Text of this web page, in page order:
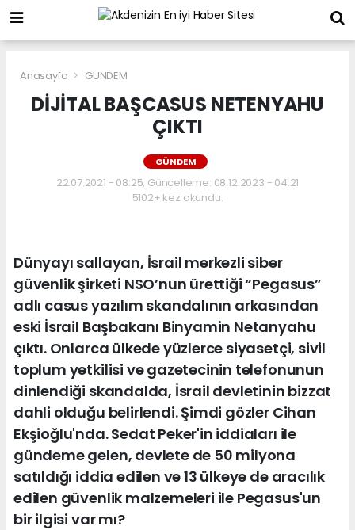
Anasayfa GÜNDEM
DİJİTAL BAŞCASUS NETENYAHU
ÇIKTI
GÜNDEM
22.07.2021 - 08:25, Güncelleme: 08.12.2023 - 04:21
5102+ kez okundu.
Dünyayı sallayan, İsrail merkezli siber
güvenlik şirketi NSO’nun ürettiği “Pegasus”
adlı casus yazılım skandalının arkasından
eski İsrail Başbakanı Binyamin Netanyahu
çıktı. Onlarca ülkede yüzlerce siyasetçi, sivil
toplum yetkilisi ve gazetecinin telefonunun
dinlendiği skandalda, İsrail devletinin bizzat
dahli olduğu belirlendi. Şimdi gözler Cihan
Ekşioğlu'nda. Sedat Peker'in iddiaları ile
gündeme gelen, devlete de 50 milyona
satıldığı iddia edilen ve 13 ülkeye de aracılık
edilen güvenlik malzemeleri ile Pegasus'un
bir ilgisi var mı?